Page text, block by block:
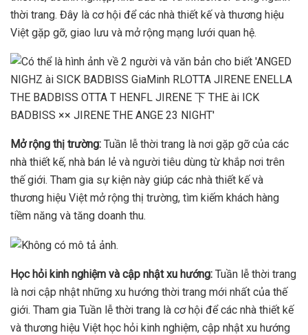
thời trang. Đây là cơ hội để các nhà thiết kế và thương hiệu
Việt gặp gỡ, giao lưu và mở rộng mạng lưới quan hệ.
Mở rộng thị trường: Tuần lễ thời trang là nơi gặp gỡ của các
nhà thiết kế, nhà bán lẻ và người tiêu dùng từ khắp nơi trên
thế giới. Tham gia sự kiện này giúp các nhà thiết kế và
thương hiệu Việt mở rộng thị trường, tìm kiếm khách hàng
tiềm năng và tăng doanh thu.
Học hỏi kinh nghiệm và cập nhật xu hướng: Tuần lễ thời trang
là nơi cập nhật những xu hướng thời trang mới nhất của thế
giới. Tham gia Tuần lễ thời trang là cơ hội để các nhà thiết kế
và thương hiệu Việt học hỏi kinh nghiệm, cập nhật xu hướng